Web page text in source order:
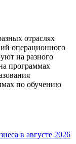
отраслях
операционного
на разного
программах
по обучению
в августе 2026